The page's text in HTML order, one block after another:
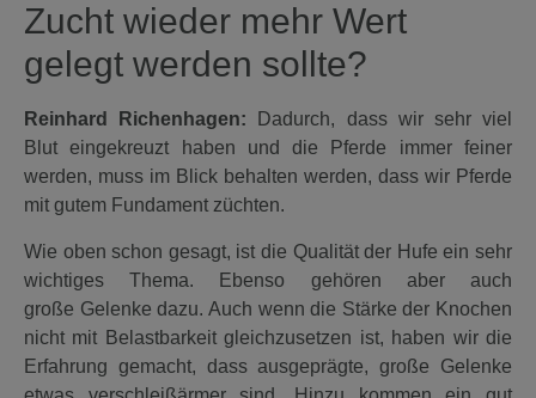
Zucht wieder mehr Wert
gelegt werden sollte?
Reinhard Richenhagen: Dadurch, dass wir sehr viel
Blut eingekreuzt haben und die Pferde immer feiner
werden, muss im Blick behalten werden, dass wir Pferde
mit gutem Fundament züchten.
Wie oben schon gesagt, ist die Qualität der Hufe ein sehr
wichtiges Thema. Ebenso gehören aber auch
große Gelenke dazu. Auch wenn die Stärke der Knochen
nicht mit Belastbarkeit gleichzusetzen ist, haben wir die
Erfahrung gemacht, dass ausgeprägte, große Gelenke